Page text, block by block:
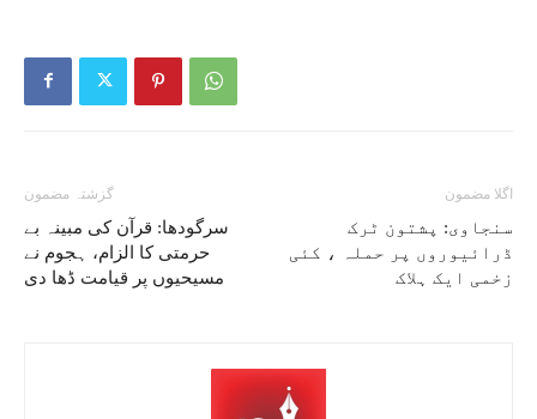
گزشتہ مضمون
سرگودھا: قرآن کی مبینہ بے
حرمتی کا الزام، ہجوم نے
مسیحیوں پر قیامت ڈھا دی
اگلا مضمون
سنجاوی: پشتون ٹرک
ڈرائیوروں پر حملہ ، کئی
زخمی ایک ہلاک